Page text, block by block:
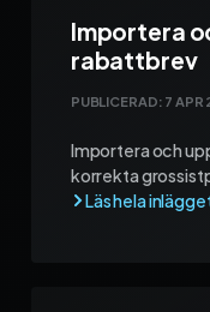
Importera
rabattbrev
PUBLICERAD: 7 APR
Importera och
korrekta